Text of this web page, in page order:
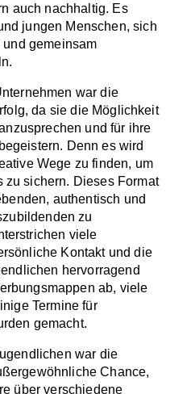
auch nachhaltig. Es
jungen Menschen, sich
gemeinsam
war die
da sie die Möglichkeit
und für ihre
Denn es wird
Wege zu finden, um
zu sichern. Dieses Format
authentisch und
zu
viele
Kontakt und die
hervorragend
ab, viele
Termine für
gemacht.
war die
Chance,
über verschiedene